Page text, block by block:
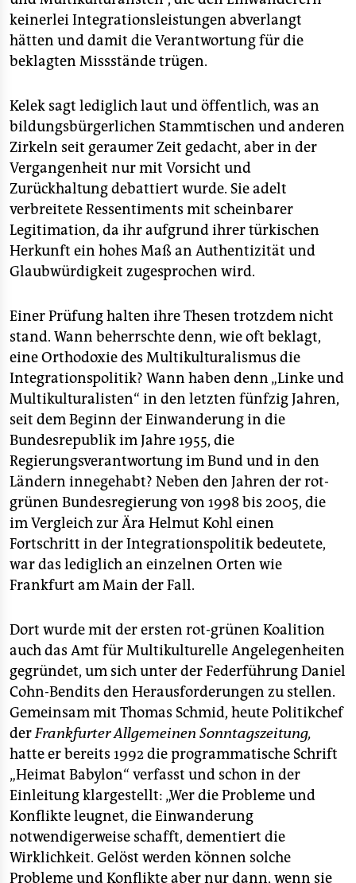
keinerlei Integrationsleistungen abverlangt
hätten und damit die Verantwortung für die
beklagten Missstände trügen.
Kelek sagt lediglich laut und öffentlich, was an
bildungsbürgerlichen Stammtischen und anderen
Zirkeln seit geraumer Zeit gedacht, aber in der
Vergangenheit nur mit Vorsicht und
Zurückhaltung debattiert wurde. Sie adelt
verbreitete Ressentiments mit scheinbarer
Legitimation, da ihr aufgrund ihrer türkischen
Herkunft ein hohes Maß an Authentizität und
Glaubwürdigkeit zugesprochen wird.
Einer Prüfung halten ihre Thesen trotzdem nicht
stand. Wann beherrschte denn, wie oft beklagt,
eine Orthodoxie des Multikulturalismus die
Integrationspolitik? Wann haben denn „Linke und
Multikulturalisten“ in den letzten fünfzig Jahren,
seit dem Beginn der Einwanderung in die
Bundesrepublik im Jahre 1955, die
Regierungsverantwortung im Bund und in den
Ländern innegehabt? Neben den Jahren der rot-
grünen Bundesregierung von 1998 bis 2005, die
im Vergleich zur Ära Helmut Kohl einen
Fortschritt in der Integrationspolitik bedeutete,
war das lediglich an einzelnen Orten wie
Frankfurt am Main der Fall.
Dort wurde mit der ersten rot-grünen Koalition
auch das Amt für Multikulturelle Angelegenheiten
gegründet, um sich unter der Federführung Daniel
Cohn-Bendits den Herausforderungen zu stellen.
Gemeinsam mit Thomas Schmid, heute Politikchef
derFrankfurter Allgemeinen Sonntagszeitung,
hatte er bereits 1992 die programmatische Schrift
„Heimat Babylon“ verfasst und schon in der
Einleitung klargestellt: „Wer die Probleme und
Konflikte leugnet, die Einwanderung
notwendigerweise schafft, dementiert die
Wirklichkeit. Gelöst werden können solche
Probleme und Konflikte aber nur dann, wenn sie